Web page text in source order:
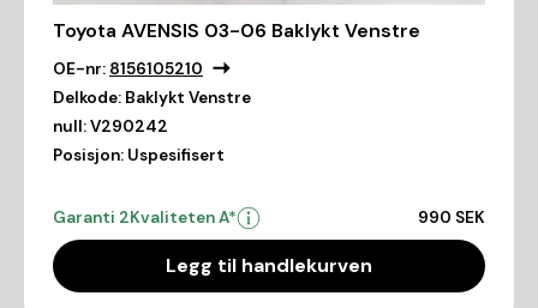
Toyota AVENSIS 03-06 Baklykt Venstre
OE-nr: 8156105210
Delkode: Baklykt Venstre
null:V290242
Posisjon: Uspesifisert
Garanti 2Kvaliteten A* 990 SEK
Legg til handlekurven